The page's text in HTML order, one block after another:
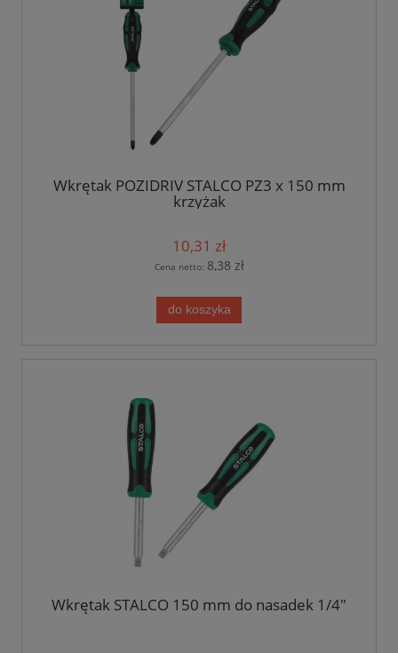
Wkrętak POZIDRIV STALCO PZ3 x 150 mm
krzyżak
10,31 zł
Cena netto: 8,38 zł
do koszyka
Wkrętak STALCO 150 mm do nasadek 1/4"